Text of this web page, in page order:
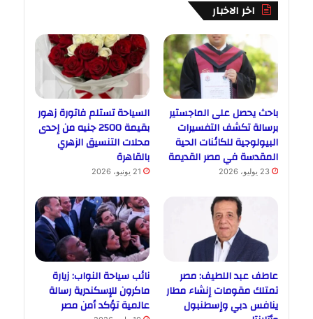
اخر الاخبار
باحث يحصل على الماجستير
برسالة تكشف التفسيرات
البيولوجية للكائنات الحية
المقدسة في مصر القديمة
23 يوليو، 2026
السياحة تستلم فاتورة زهور
بقيمة 2500 جنيه من إحدى
محلات التنسيق الزهري
بالقاهرة
21 يونيو، 2026
عاطف عبد اللطيف: مصر
تمتلك مقومات إنشاء مطار
ينافس دبي وإسطنبول
نائب سياحة النواب: زيارة
ماكرون للإسكندرية رسالة
عالمية تؤكد أمن مصر